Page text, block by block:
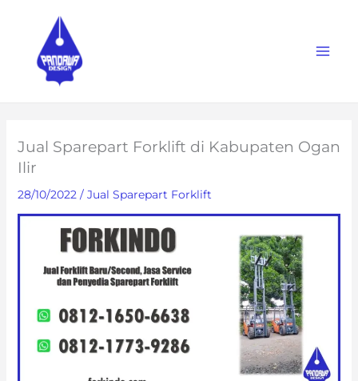
content
Jual Sparepart Forklift di Kabupaten Ogan
Ilir
28/10/2022 / Jual Sparepart Forklift